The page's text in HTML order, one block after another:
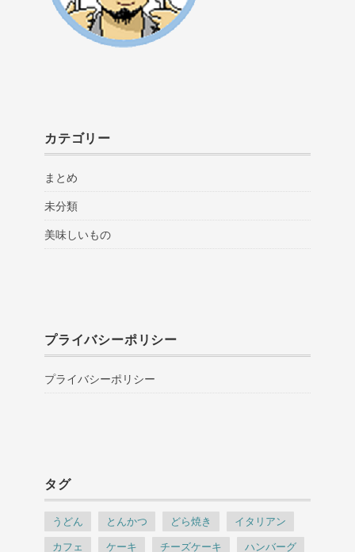
カテゴリー
まとめ
未分類
美味しいもの
プライバシーポリシー
プライバシーポリシー
タグ
うどん とんかつ どら焼き イタリアン
カフェ ケーキ チーズケーキ ハンバーグ